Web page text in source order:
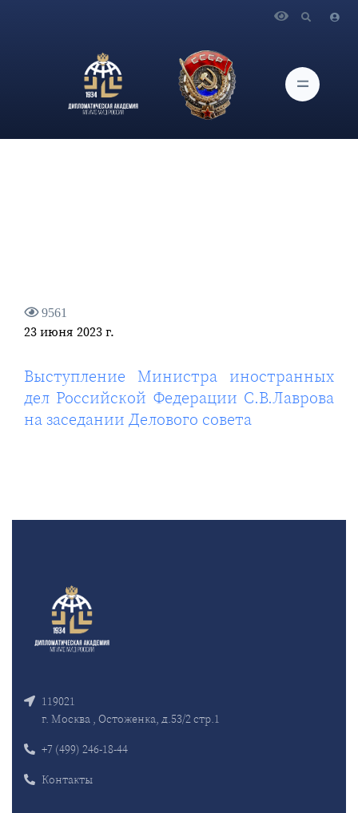
Федерации С.В.Лаврова на заседании Делового совета
9561
23 июня 2023 г.
Выступление Министра иностранных
дел Российской Федерации С.В.Лаврова
на заседании Делового совета
119021
г. Москва , Остоженка, д.53/2 стр.1
+7 (499) 246-18-44
Контакты